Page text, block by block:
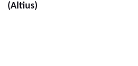
(Altius)